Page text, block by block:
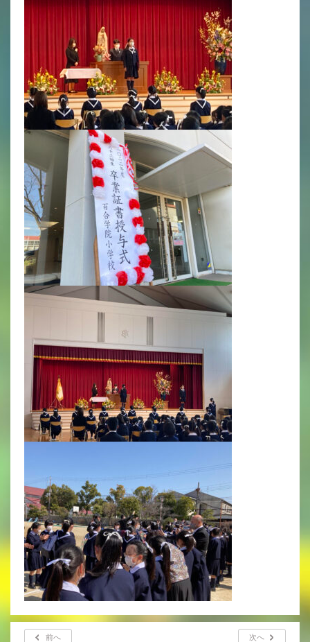
前へ 次へ
百合学院小学校の一日
学校図書館
All in School
学校感染症に関する 報告書・登校
年間行事
行事紹介
校外学習・宿泊行事
新入生募集要項
入学金・学費
優遇制度
保護者の声・入試関連よくある質問
説明会・公開行事
いじめ防止基本方針